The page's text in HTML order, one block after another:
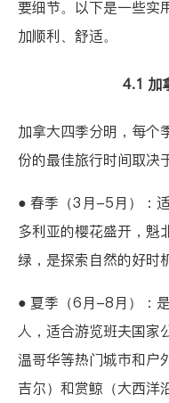
要细节。以下是一些实
加顺利、舒适。
4.1 加
加拿大四季分明，每个
份的最佳旅行时间取决
● 春季（3月-5月）：
多利亚的樱花盛开，魁
绿，是探索自然的好时机
● 夏季（6月-8月）：
人，适合游览班夫国家
温哥华等热门城市和户
吉尔）和赏鲸（大西洋